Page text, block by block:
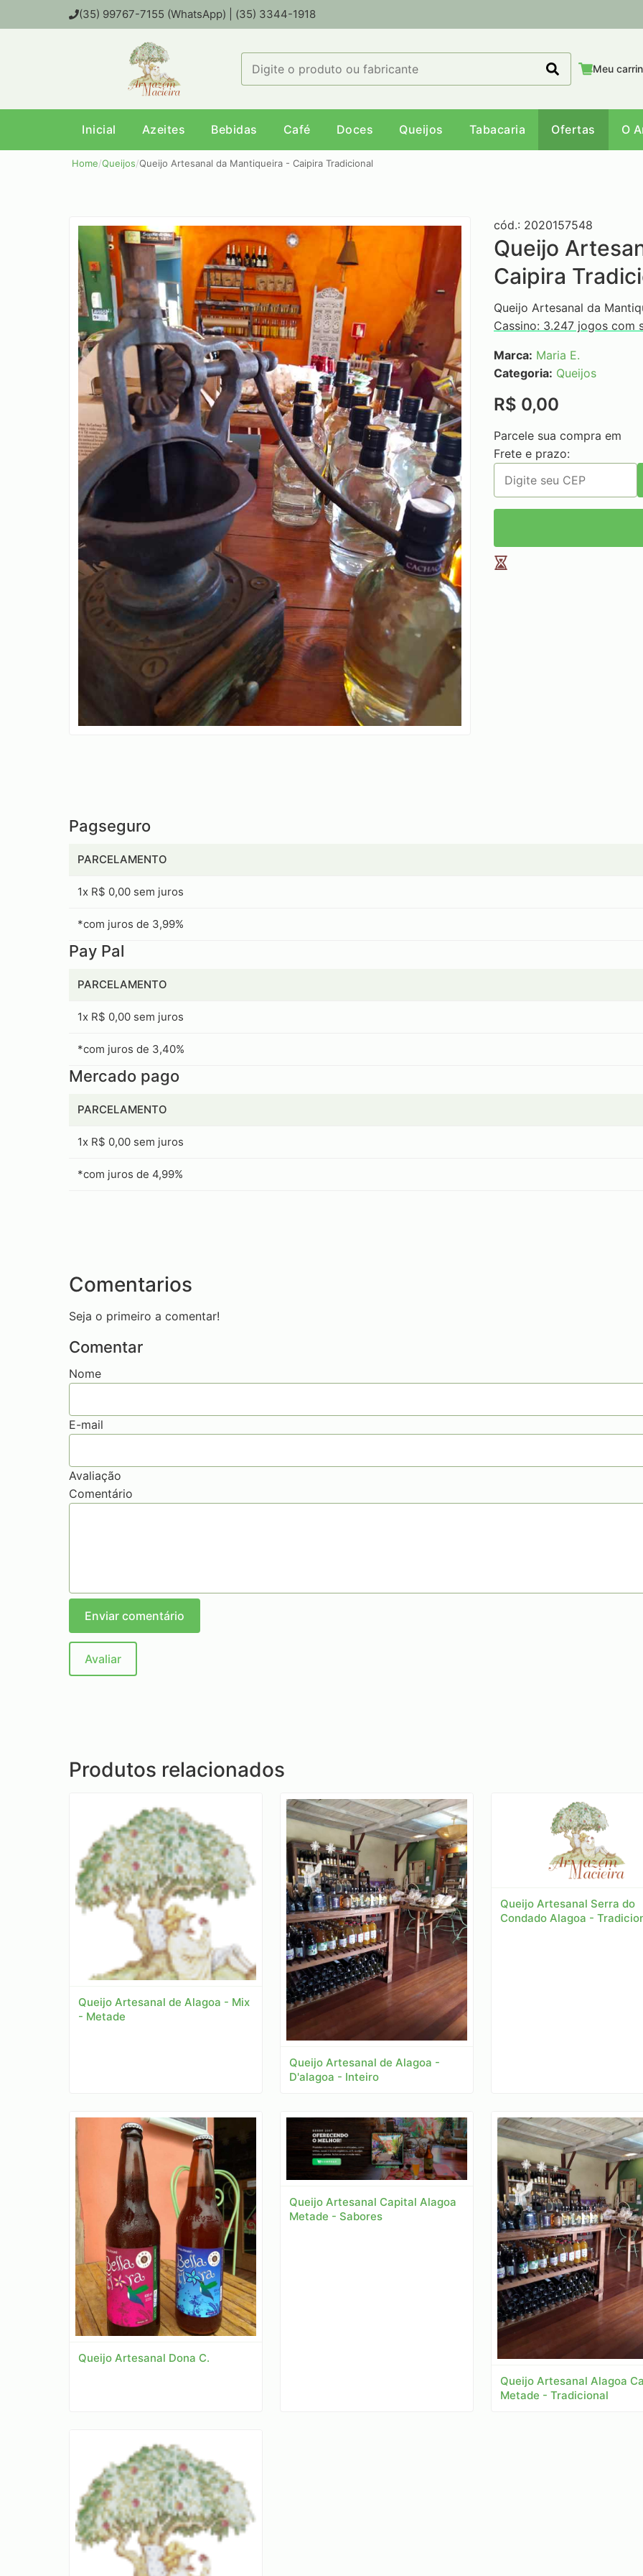
(35) 99767-7155 (WhatsApp) | (35) 3344-1918
Meu
Inicial Azeites Bebidas Café Doces Queijos Tabacaria Ofertas O
Home/Queijos/Queijo Artesanal da Mantiqueira - Caipira Tradicional
cód.: 2020157548
Queijo
Caipira
Queijo Artesanal da
Cassino: 3.247 jogos com
Marca: Maria E.
Categoria: Queijos
R$ 0,00
Parcele sua compra em
Frete e prazo:
Pagseguro
PARCELAMENTO
1x R$ 0,00 sem juros
*com juros de 3,99%
Pay Pal
PARCELAMENTO
1x R$ 0,00 sem juros
*com juros de 3,40%
Mercado pago
PARCELAMENTO
1x R$ 0,00 sem juros
*com juros de 4,99%
Comentarios
Seja o primeiro a comentar!
Comentar
Nome
E-mail
Avaliação
Comentário
Enviar comentário
Avaliar
Produtos relacionados
Queijo Artesanal de Alagoa - Mix
- Metade
Queijo Artesanal de Alagoa -
D'alagoa - Inteiro
Queijo Artesanal Serra do
Condado Alagoa -
Queijo Artesanal Dona C.
Queijo Artesanal Capital Alagoa
Metade - Sabores
Queijo Artesanal Alagoa
Metade - Tradicional